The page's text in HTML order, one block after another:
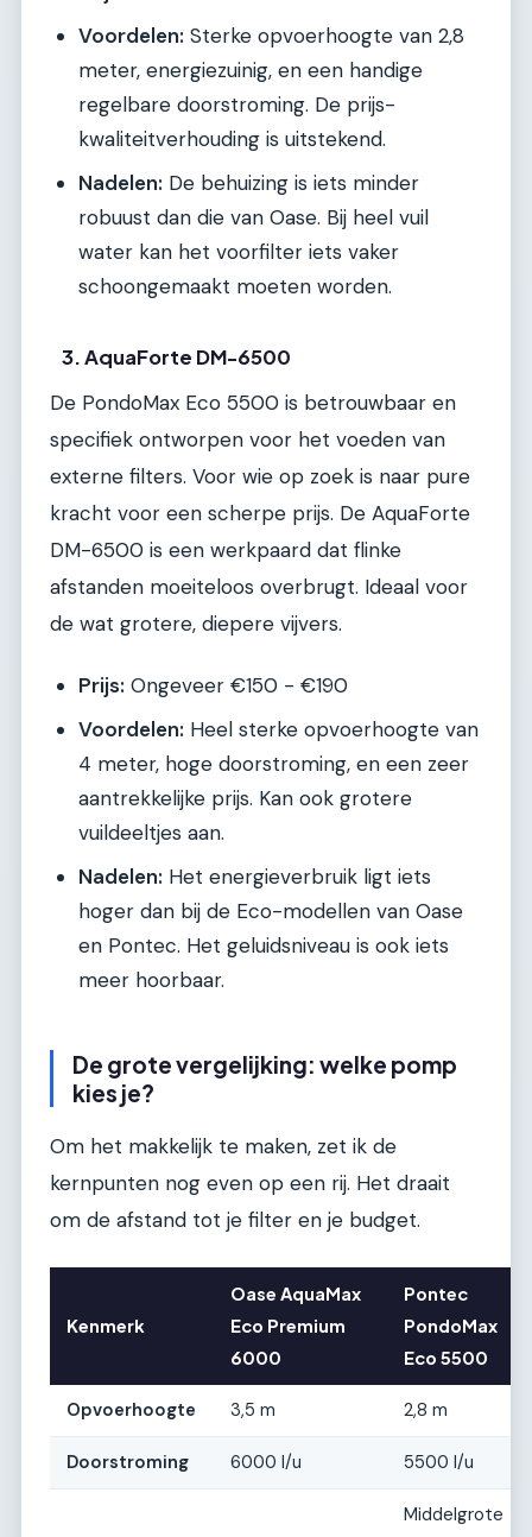
Voordelen: Sterke opvoerhoogte van 2,8
meter, energiezuinig, en een handige
regelbare doorstroming. De prijs-
kwaliteitverhouding is uitstekend.
Nadelen: De behuizing is iets minder
robuust dan die van Oase. Bij heel vuil
water kan het voorfilter iets vaker
schoongemaakt moeten worden.
3. AquaForte DM-6500
De PondoMax Eco 5500 is betrouwbaar en
specifiek ontworpen voor het voeden van
externe filters. Voor wie op zoek is naar pure
kracht voor een scherpe prijs. De AquaForte
DM-6500 is een werkpaard dat flinke
afstanden moeiteloos overbrugt. Ideaal voor
de wat grotere, diepere vijvers.
Prijs: Ongeveer €150 - €190
Voordelen: Heel sterke opvoerhoogte van
4 meter, hoge doorstroming, en een zeer
aantrekkelijke prijs. Kan ook grotere
vuildeeltjes aan.
Nadelen: Het energieverbruik ligt iets
hoger dan bij de Eco-modellen van Oase
en Pontec. Het geluidsniveau is ook iets
meer hoorbaar.
De grote vergelijking: welke pomp
kies je?
Om het makkelijk te maken, zet ik de
kernpunten nog even op een rij. Het draait
om de afstand tot je filter en je budget.
Kenmerk
Oase AquaMax
Eco Premium
6000
Pontec
PondoMax
Eco 5500
Opvoerhoogte 3,5 m 2,8 m
Doorstroming 6000 l/u 5500 l/u
Middelgrote